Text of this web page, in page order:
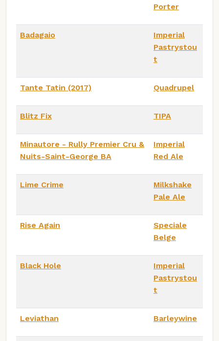
Porter
Badagaio
Imperial
Pastrystou
t
Tante Tatin (2017) Quadrupel
Blitz Fix TIPA
Minautore - Rully Premier Cru &
Nuits-Saint-George BA
Imperial
Red Ale
Lime Crime
Milkshake
Pale Ale
Rise Again
Speciale
Belge
Black Hole
Imperial
Pastrystou
t
Leviathan Barleywine